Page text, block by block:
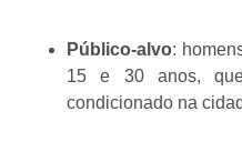
Público-alvo:
15 e 30 anos,
condicionado na